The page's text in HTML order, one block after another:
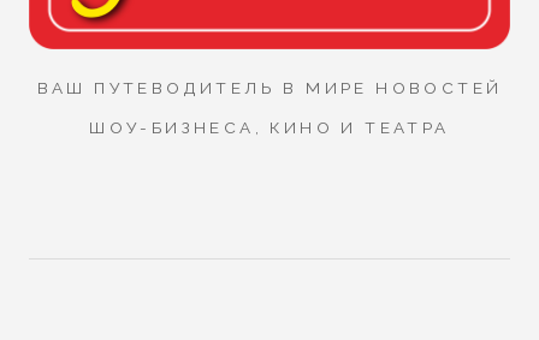
ВАШ ПУТЕВОДИТЕЛЬ В МИРЕ НОВОСТЕЙ
ШОУ-БИЗНЕСА, КИНО И ТЕАТРА